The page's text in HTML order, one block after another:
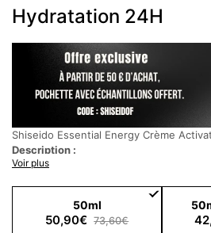
Hydratation 24H
Shiseido Essential Energy Crème
Description :
Essential Energy maintient une
crème active la capacité de la peau à
profondeur et à prévenir les ridules
exclusif de Shiseido.
Voir plus
50ml
50,90€ 73,60€